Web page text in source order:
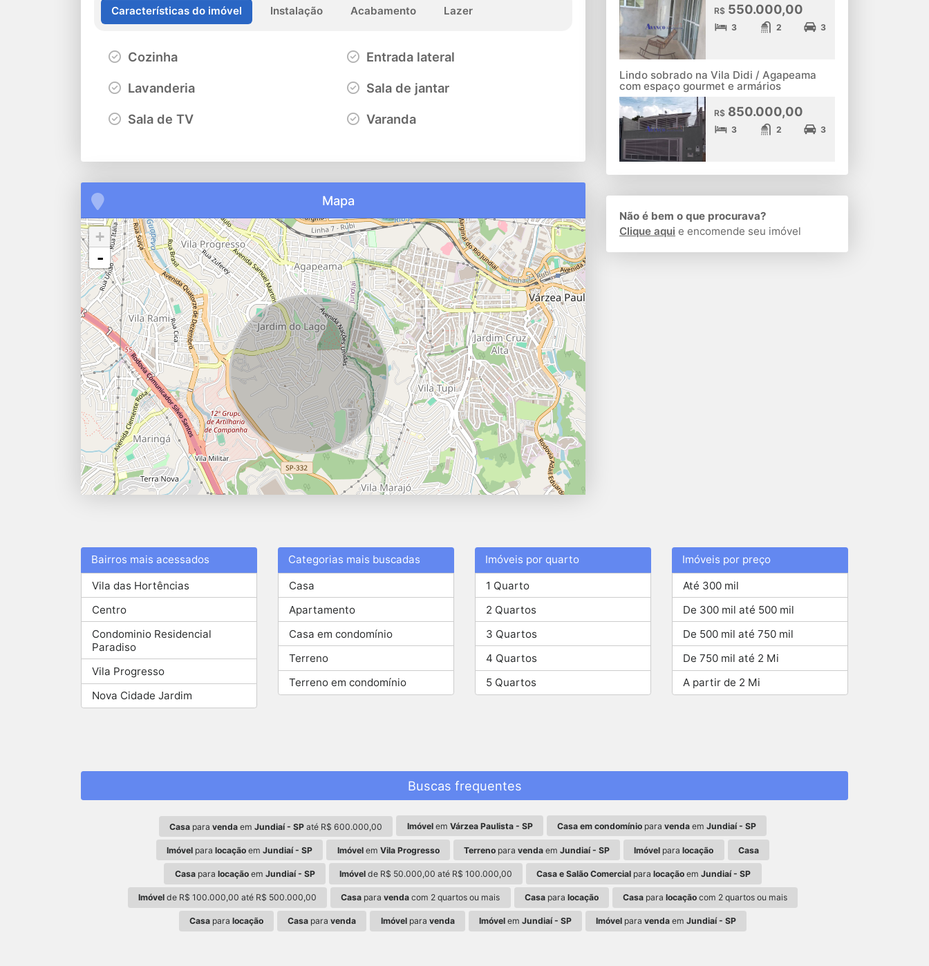
Características do imóvel Instalação Acabamento Lazer
Cozinha Entrada lateral
Lavanderia Sala de jantar
Sala de TV Varanda
Mapa
+
-
R$550.000,00
3 2 3
Lindo sobrado na Vila Didi / Agapeama
com espaço gourmet e armários
R$850.000,00
3 2 3
Não é bem o que procurava?
Clique aqui e encomende seu imóvel
Bairros mais acessados
Vila das Hortências
Centro
Condominio Residencial
Paradiso
Vila Progresso
Nova Cidade Jardim
Categorias mais buscadas
Casa
Apartamento
Casa em condomínio
Terreno
Terreno em condomínio
Imóveis por quarto
1 Quarto
2 Quartos
3 Quartos
4 Quartos
5 Quartos
Imóveis por preço
Até 300 mil
De 300 mil até 500 mil
De 500 mil até 750 mil
De 750 mil até 2 Mi
A partir de 2 Mi
Buscas frequentes
Casa paravenda emJundiaí - SP até R$ 600.000,00 Imóvelem Várzea Paulista - SP Casa em condomíniopara vendaem Jundiaí - SP
Imóvel paralocação emJundiaí - SP Imóvelem Vila Progresso Terreno para venda em Jundiaí - SP Imóvel paralocação Casa
Casapara locaçãoem Jundiaí - SP Imóvel de R$ 50.000,00 até R$ 100.000,00 Casa e Salão Comercial paralocação emJundiaí - SP
Imóvelde R$ 100.000,00 até R$ 500.000,00 Casa paravenda com 2 quartos ou mais Casapara locação Casa paralocação com 2 quartos ou mais
Casapara locação Casa paravenda Imóvelpara venda Imóvelem Jundiaí - SP Imóvel paravenda emJundiaí - SP